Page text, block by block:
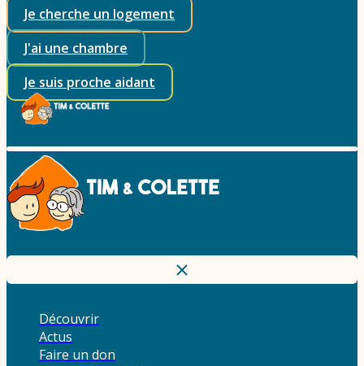
Je cherche un logement
J'ai une chambre
Je suis proche aidant
Découvrir
Actus
Faire un don